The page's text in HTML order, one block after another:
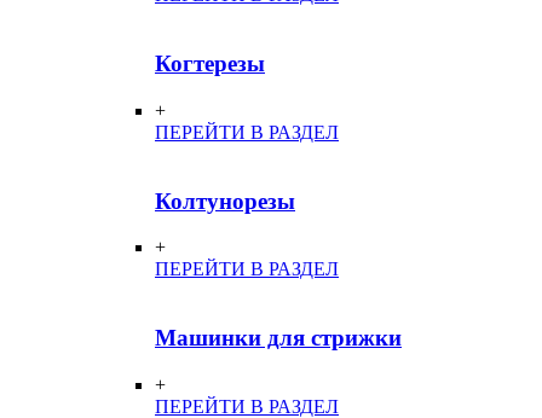
Когтерезы
+
ПЕРЕЙТИ В РАЗДЕЛ
Колтунорезы
+
ПЕРЕЙТИ В РАЗДЕЛ
Машинки для стрижки
+
ПЕРЕЙТИ В РАЗДЕЛ